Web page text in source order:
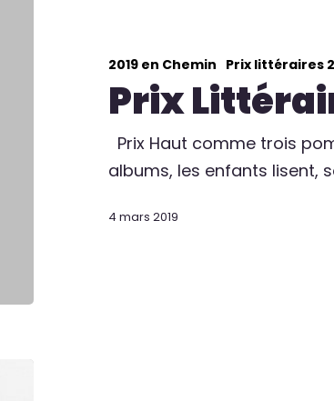
2019 en Chemin Prix littéraires
Prix
Prix Haut comme trois
albums, les enfants lisent,
4 mars 2019